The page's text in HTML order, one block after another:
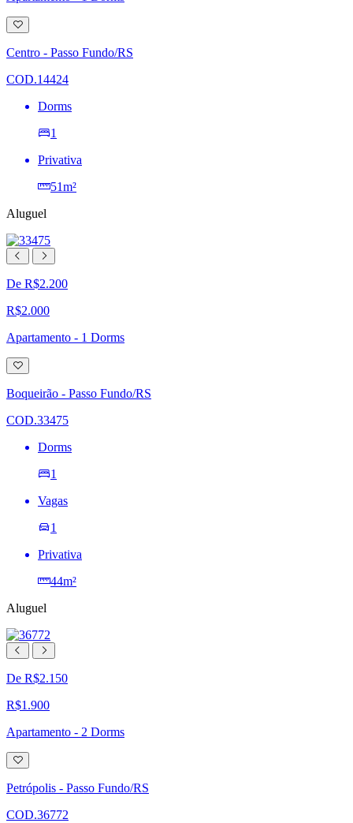
Adicionar
à
lista
de
Centro - Passo Fundo/RS
COD.14424
Dorms
1
Privativa
51m²
Aluguel
De R$2.200
R$2.000
Apartamento - 1 Dorms
Adicionar
à
lista
de
Boqueirão - Passo Fundo/RS
COD.33475
Dorms
1
Vagas
1
Privativa
44m²
Aluguel
De R$2.150
R$1.900
Apartamento - 2 Dorms
Adicionar
à
lista
de
Petrópolis - Passo Fundo/RS
COD.36772